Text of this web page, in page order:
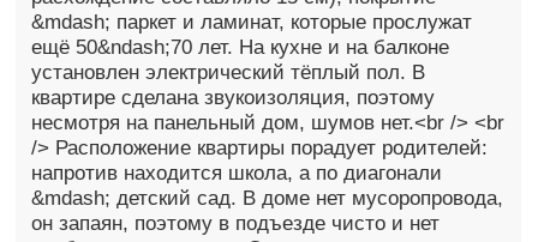
&mdash; паркет и ламинат, которые прослужат
ещё 50&ndash;70 лет. На кухне и на балконе
установлен электрический тёплый пол. В
квартире сделана звукоизоляция, поэтому
несмотря на панельный дом, шумов нет.<br /> <br
/> Расположение квартиры порадует родителей:
напротив находится школа, а по диагонали
&mdash; детский сад. В доме нет мусоропровода,
он запаян, поэтому в подъезде чисто и нет